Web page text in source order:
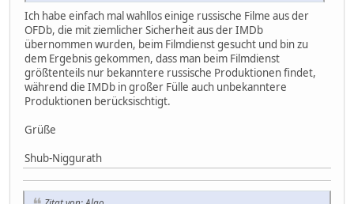
Ich habe einfach mal wahllos einige russische Filme aus der
OFDb, die mit ziemlicher Sicherheit aus der IMDb
übernommen wurden, beim Filmdienst gesucht und bin zu
dem Ergebnis gekommen, dass man beim Filmdienst
größtenteils nur bekanntere russische Produktionen findet,
während die IMDb in großer Fülle auch unbekanntere
Produktionen berücksischtigt.
Grüße
Shub-Niggurath